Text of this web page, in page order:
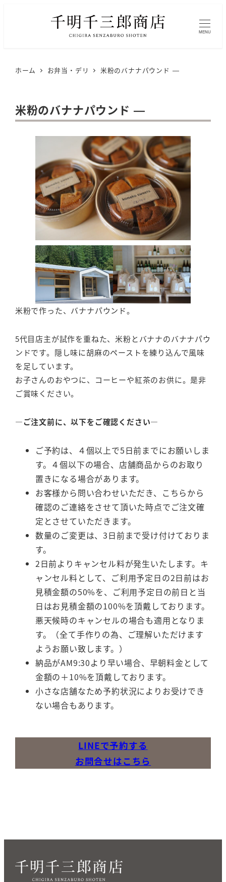
MENU
ホーム お弁当・デリ 米粉のバナナパウンド —
米粉のバナナパウンド —
米粉で作った、バナナパウンド。
5代目店主が試作を重ねた、米粉とバナナのバナナパウ
ンドです。隠し味に胡麻のペーストを練り込んで風味
を足しています。
お子さんのおやつに、コーヒーや紅茶のお供に。是非
ご賞味ください。
―ご注文前に、以下をご確認ください―
ご予約は、４個以上で5日前までにお願いしま
す。４個以下の場合、店舗商品からのお取り
置きになる場合があります。
お客様から問い合わせいただき、こちらから
確認のご連絡をさせて頂いた時点でご注文確
定とさせていただきます。
数量のご変更は、3日前まで受け付けておりま
す。
2日前よりキャンセル料が発生いたします。キ
ャンセル料として、ご利用予定日の2日前はお
見積金額の50%を、ご利用予定日の前日と当
日はお見積金額の100%を頂戴しております。
悪天候時のキャンセルの場合も適用となりま
す。（全て手作りの為、ご理解いただけます
ようお願い致します。）
納品がAM9:30より早い場合、早朝料金として
金額の＋10%を頂戴しております。
小さな店舗なため予約状況によりお受けでき
ない場合もあります。
LINEで予約する
お問合せはこちら